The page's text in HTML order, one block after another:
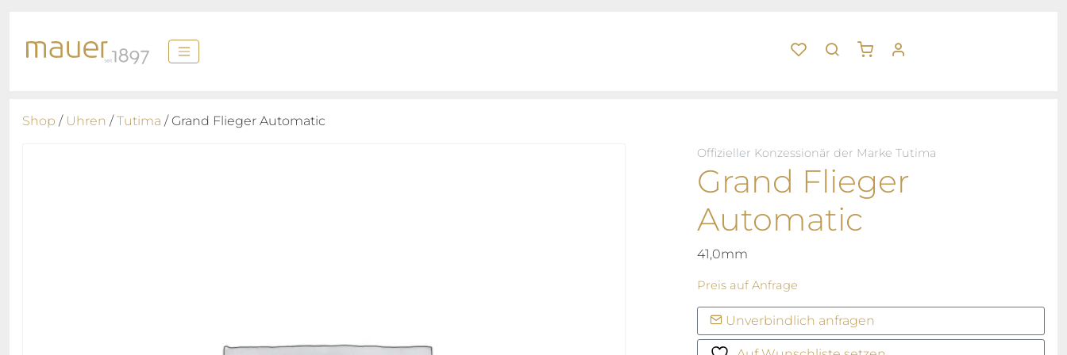
Shop / Uhren /Tutima / Grand Flieger Automatic
Offizieller Konzessionär der Marke Tutima
Grand Flieger
Automatic
41,0mm
Preis auf Anfrage
Unverbindlich anfragen